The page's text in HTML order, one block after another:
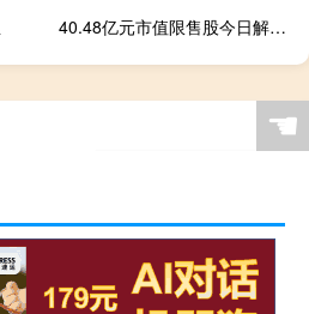
40.48亿元市值限售股今日解禁豪森股份解禁市值18.74亿元居首
☚